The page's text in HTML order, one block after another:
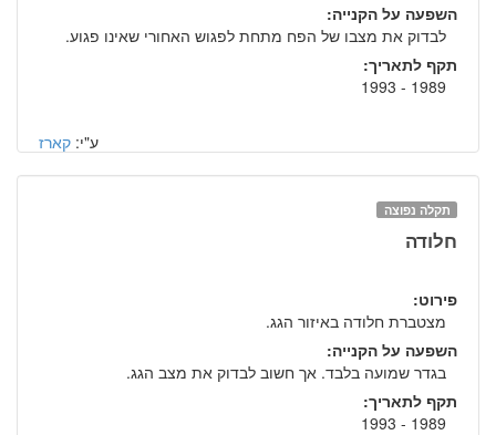
השפעה על הקנייה:
לבדוק את מצבו של הפח מתחת לפגוש האחורי שאינו פגוע.
תקף לתאריך:
1989 - 1993
ע"י: קארז
תקלה נפוצה
חלודה
פירוט:
מצטברת חלודה באיזור הגג.
השפעה על הקנייה:
בגדר שמועה בלבד. אך חשוב לבדוק את מצב הגג.
תקף לתאריך:
1989 - 1993